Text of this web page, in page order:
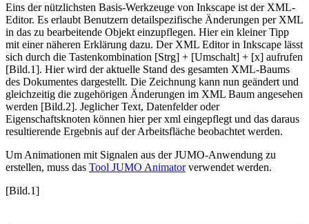
Eins der nützlichsten Basis-Werkzeuge von Inkscape ist der XML-
Editor. Es erlaubt Benutzern detailspezifische Änderungen per XML
in das zu bearbeitende Objekt einzupflegen. Hier ein kleiner Tipp
mit einer näheren Erklärung dazu. Der XML Editor in Inkscape lässt
sich durch die Tastenkombination [Strg] + [Umschalt] + [x] aufrufen
[Bild.1]. Hier wird der aktuelle Stand des gesamten XML-Baums
des Dokumentes dargestellt. Die Zeichnung kann nun geändert und
gleichzeitig die zugehörigen Änderungen im XML Baum angesehen
werden [Bild.2]. Jeglicher Text, Datenfelder oder
Eigenschaftsknoten können hier per xml eingepflegt und das daraus
resultierende Ergebnis auf der Arbeitsfläche beobachtet werden.
Um Animationen mit Signalen aus der JUMO-Anwendung zu
erstellen, muss das Tool JUMO Animatorverwendet werden.
[Bild.1]